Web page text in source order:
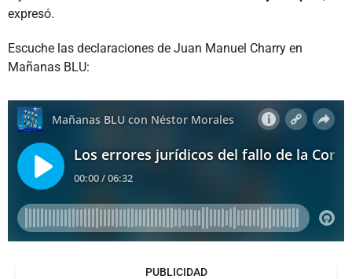
expresó.
Escuche las declaraciones de Juan Manuel Charry en
Mañanas BLU:
PUBLICIDAD